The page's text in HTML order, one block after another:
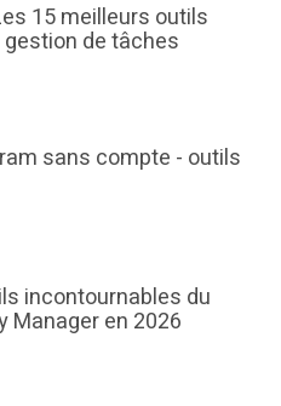
15 meilleurs outils
de tâches
sans compte - outils
incontournables du
Manager en 2026